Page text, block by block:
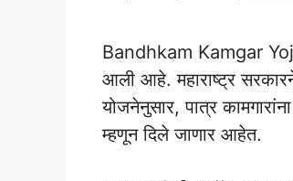
Bandhkam Kamgar
आली आहे. महाराष्ट्र
योजनेनुसार, पात्र
म्हणून दिले जाणार आहेत.